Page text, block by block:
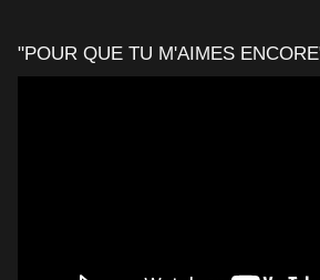
"POUR QUE TU M'AIMES